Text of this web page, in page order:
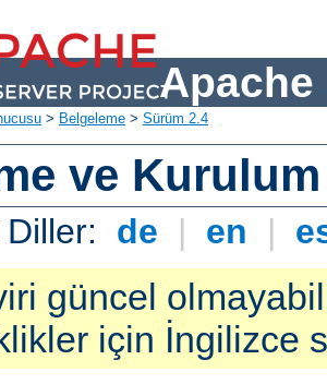
Apache
> Belgeleme > Sürüm 2.4
ve Kurulum
de | en |
güncel
için İngilizce